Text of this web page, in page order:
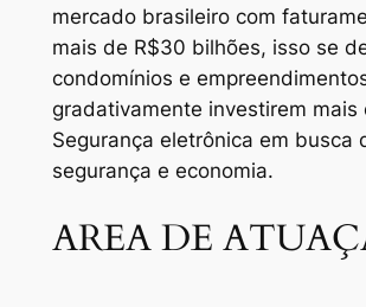
mercado brasileiro com
mais de R$30 bilhões, isso se
condomínios e
gradativamente investirem mais
Segurança eletrônica em busca
segurança e economia.
AREA DE